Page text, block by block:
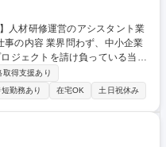
ジェクトを請け負っている当社
せいたします。※携わるプロジ
よび
～500名など多岐にわたりま
応、受付業務全般 ■研修の規模
■JOB制度に基づく社内業務
※入社半年で採用業務を任され
取得支援あり
勤務あり 在宅OK 土日祝休み